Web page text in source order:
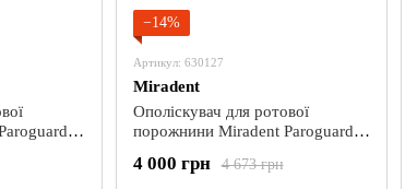
з
−14%
Артикул: 630127
Miradent
Ополіскувач для ротової
порожнини Miradent Paroguard з
4 673 грн
4 000 грн